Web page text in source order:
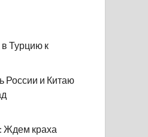
Турцию к
России и Китаю
Ждем краха